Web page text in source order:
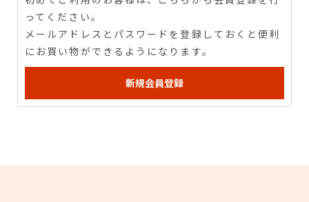
ってください。
メールアドレスとパスワードを登録しておくと便利
にお買い物ができるようになります。